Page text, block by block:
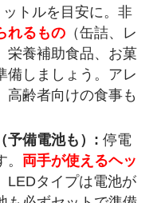
トルを目安に。非
れるもの（缶詰、レ
栄養補助食品、お菓
備しましょう。アレ
高齢者向けの食事も
予備電池も）: 停電
両手が使えるヘッ
LEDタイプは電池が